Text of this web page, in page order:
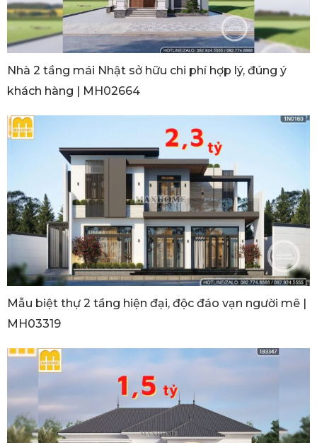
Nhà 2 tầng mái Nhật sở hữu chi phí hợp lý, đúng ý
khách hàng | MH02664
Mẫu biệt thự 2 tầng hiện đại, độc đáo vạn người mê |
MH03319